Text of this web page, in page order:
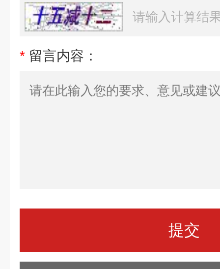
* 留言内容：